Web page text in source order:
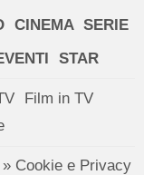
CINEMA SERIE
STAR
Film in TV
» Cookie e Privacy